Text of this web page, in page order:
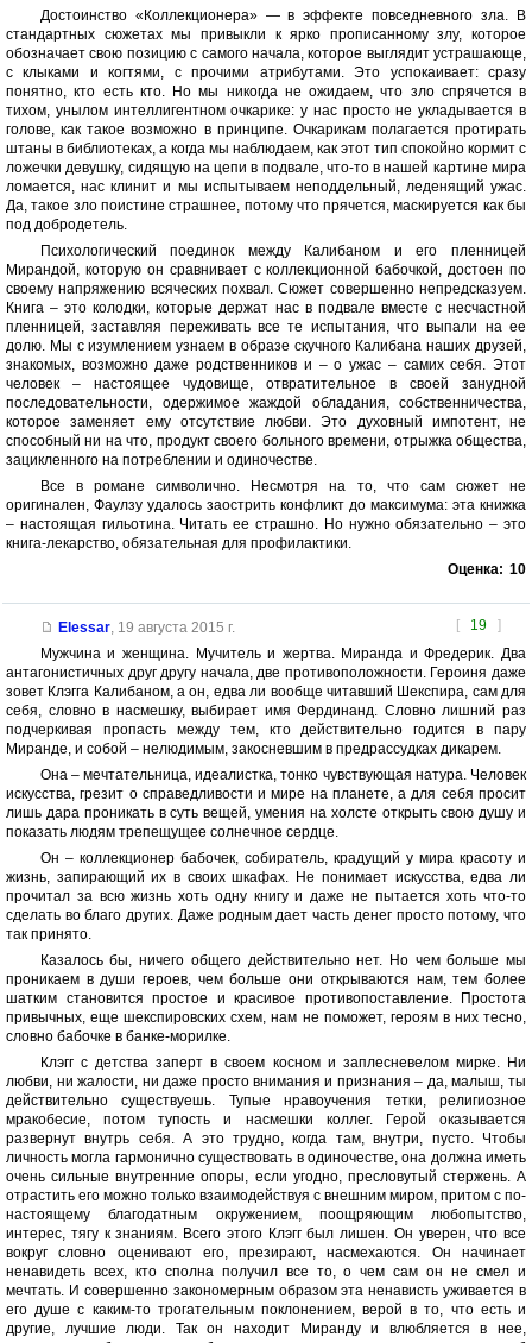
Достоинство «Коллекционера» — в эффекте повседневного зла. В
стандартных сюжетах мы привыкли к ярко прописанному злу, которое
обозначает свою позицию с самого начала, которое выглядит устрашающе,
с клыками и когтями, с прочими атрибутами. Это успокаивает: сразу
понятно, кто есть кто. Но мы никогда не ожидаем, что зло спрячется в
тихом, унылом интеллигентном очкарике: у нас просто не укладывается в
голове, как такое возможно в принципе. Очкарикам полагается протирать
штаны в библиотеках, а когда мы наблюдаем, как этот тип спокойно кормит с
ложечки девушку, сидящую на цепи в подвале, что-то в нашей картине мира
ломается, нас клинит и мы испытываем неподдельный, леденящий ужас.
Да, такое зло поистине страшнее, потому что прячется, маскируется как бы
под добродетель.
Психологический поединок между Калибаном и его пленницей
Мирандой, которую он сравнивает с коллекционной бабочкой, достоен по
своему напряжению всяческих похвал. Сюжет совершенно непредсказуем.
Книга – это колодки, которые держат нас в подвале вместе с несчастной
пленницей, заставляя переживать все те испытания, что выпали на ее
долю. Мы с изумлением узнаем в образе скучного Калибана наших друзей,
знакомых, возможно даже родственников и – о ужас – самих себя. Этот
человек – настоящее чудовище, отвратительное в своей занудной
последовательности, одержимое жаждой обладания, собственничества,
которое заменяет ему отсутствие любви. Это духовный импотент, не
способный ни на что, продукт своего больного времени, отрыжка общества,
зацикленного на потреблении и одиночестве.
Все в романе символично. Несмотря на то, что сам сюжет не
оригинален, Фаулзу удалось заострить конфликт до максимума: эта книжка
– настоящая гильотина. Читать ее страшно. Но нужно обязательно – это
книга-лекарство, обязательная для профилактики.
Оценка: 10
[ 19 ]
Elessar, 19 августа 2015 г.
Мужчина и женщина. Мучитель и жертва. Миранда и Фредерик. Два
антагонистичных друг другу начала, две противоположности. Героиня даже
зовет Клэгга Калибаном, а он, едва ли вообще читавший Шекспира, сам для
себя, словно в насмешку, выбирает имя Фердинанд. Словно лишний раз
подчеркивая пропасть между тем, кто действительно годится в пару
Миранде, и собой – нелюдимым, закосневшим в предрассудках дикарем.
Она – мечтательница, идеалистка, тонко чувствующая натура. Человек
искусства, грезит о справедливости и мире на планете, а для себя просит
лишь дара проникать в суть вещей, умения на холсте открыть свою душу и
показать людям трепещущее солнечное сердце.
Он – коллекционер бабочек, собиратель, крадущий у мира красоту и
жизнь, запирающий их в своих шкафах. Не понимает искусства, едва ли
прочитал за всю жизнь хоть одну книгу и даже не пытается хоть что-то
сделать во благо других. Даже родным дает часть денег просто потому, что
так принято.
Казалось бы, ничего общего действительно нет. Но чем больше мы
проникаем в души героев, чем больше они открываются нам, тем более
шатким становится простое и красивое противопоставление. Простота
привычных, еще шекспировских схем, нам не поможет, героям в них тесно,
словно бабочке в банке-морилке.
Клэгг с детства заперт в своем косном и заплесневелом мирке. Ни
любви, ни жалости, ни даже просто внимания и признания – да, малыш, ты
действительно существуешь. Тупые нравоучения тетки, религиозное
мракобесие, потом тупость и насмешки коллег. Герой оказывается
развернут внутрь себя. А это трудно, когда там, внутри, пусто. Чтобы
личность могла гармонично существовать в одиночестве, она должна иметь
очень сильные внутренние опоры, если угодно, пресловутый стержень. А
отрастить его можно только взаимодействуя с внешним миром, притом с по-
настоящему благодатным окружением, поощряющим любопытство,
интерес, тягу к знаниям. Всего этого Клэгг был лишен. Он уверен, что все
вокруг словно оценивают его, презирают, насмехаются. Он начинает
ненавидеть всех, кто сполна получил все то, о чем сам он не смел и
мечтать. И совершенно закономерным образом эта ненависть уживается в
его душе с каким-то трогательным поклонением, верой в то, что есть и
другие, лучшие люди. Так он находит Миранду и влюбляется в нее,